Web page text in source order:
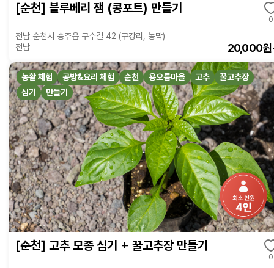
[순천] 블루베리 잼 (콩포트) 만들기
0
전남 순천시 승주읍 구수길 42 (구강리, 농막)
전남
20,000
농활 체험 공방&요리 체험 순천 용오름마을 고추
꿀고추장
심기
만들기
[순천] 고추 모종 심기 + 꿀고추장 만들기
0